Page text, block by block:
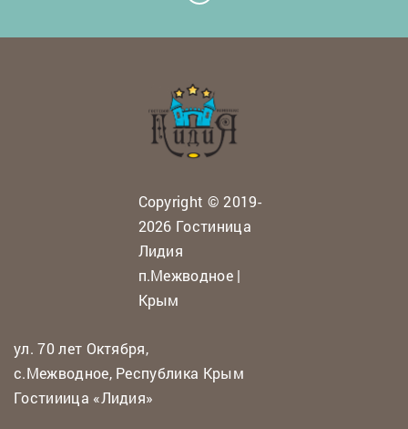
Copyright © 2019-
2026 Гостиница
Лидия
п.Межводное |
Крым
ул. 70 лет Октября,
с.Межводное, Республика Крым
Гостииица «Лидия»